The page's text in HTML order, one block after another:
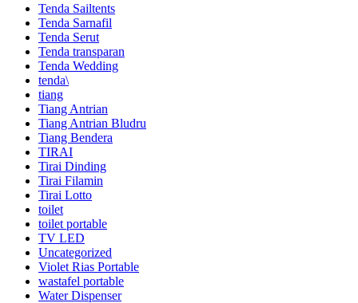
Tenda Sailtents
Tenda Sarnafil
Tenda Serut
Tenda transparan
Tenda Wedding
tenda\
tiang
Tiang Antrian
Tiang Antrian Bludru
Tiang Bendera
TIRAI
Tirai Dinding
Tirai Filamin
Tirai Lotto
toilet
toilet portable
TV LED
Uncategorized
Violet Rias Portable
wastafel portable
Water Dispenser